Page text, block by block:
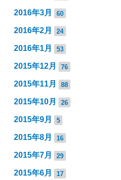
2016年3月 60
2016年2月 24
2016年1月 53
2015年12月 76
2015年11月 88
2015年10月 26
2015年9月 5
2015年8月 16
2015年7月 29
2015年6月 17